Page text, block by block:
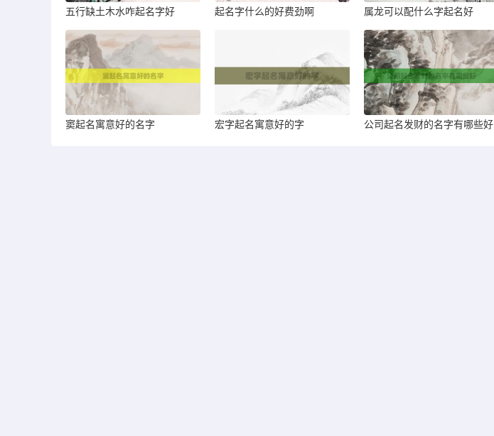
五行缺土木水咋起名字好 起名字什么的好费劲啊 属龙可以配什么字起名好
窦起名寓意好的名字 宏字起名寓意好的字 公司起名发财的名字有哪些好